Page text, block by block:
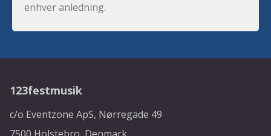
enhver anledning.
123festmusik
c/o Eventzone ApS, Nørregade 49